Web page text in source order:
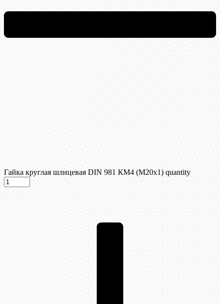
Гайка круглая шлицевая DIN 981 КМ4 (М20х1) quantity